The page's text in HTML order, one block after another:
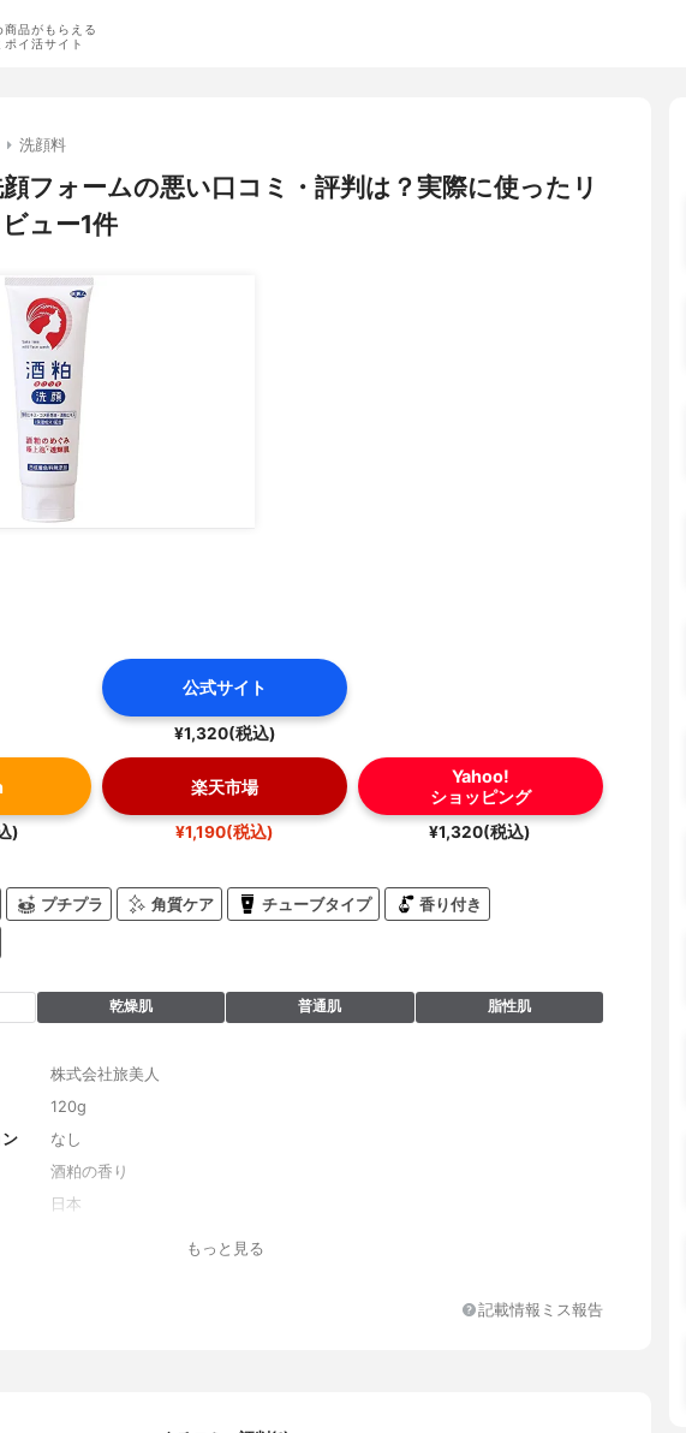
商品がもらえる
ポイ活サイト
洗顔料
フォームの悪い口コミ・評判は？実際に使ったリ
ュー1件
公式サイト
¥1,320(税込)
)
楽天市場
¥1,190(税込)
Yahoo!
ショッピング
¥1,320(税込)
プチプラ 角質ケア チューブタイプ 香り付き
乾燥肌 普通肌 脂性肌
株式会社旅美人
120g
なし
酒粕の香り
日本
加水分解酵母エキス、アシタバ葉/茎エキス、加水分解コメエキス、酵母エキ
もっと見る
記載情報ミス報告